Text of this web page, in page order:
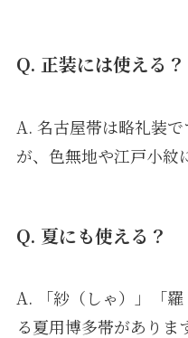
Q. 正装には使える？
A. 名古屋帯は略礼装
が、色無地や江戸小紋
Q. 夏にも使える？
A. 「紗（しゃ）」「
る夏用博多帯がありま